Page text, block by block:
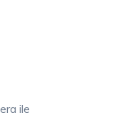
ile